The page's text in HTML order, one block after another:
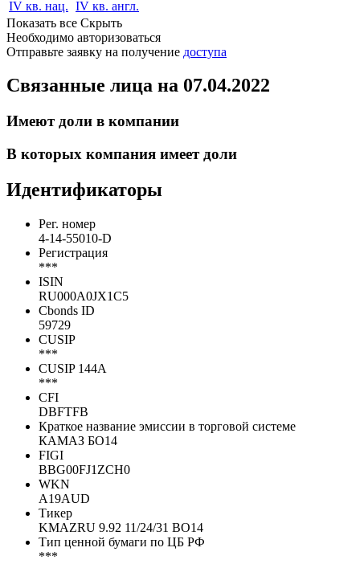
IV кв. нац. IV кв. англ.
Показать все Скрыть
Необходимо авторизоваться
Отправьте заявку на получение доступа
Связанные лица на 07.04.2022
Имеют доли в компании
В которых компания имеет доли
Идентификаторы
Рег. номер
4-14-55010-D
Регистрация
***
ISIN
RU000A0JX1C5
Cbonds ID
59729
CUSIP
***
CUSIP 144A
***
CFI
DBFTFB
Краткое название эмиссии в торговой системе
КАМАЗ БО14
FIGI
BBG00FJ1ZCH0
WKN
A19AUD
Тикер
KMAZRU 9.92 11/24/31 BO14
Тип ценной бумаги по ЦБ РФ
***